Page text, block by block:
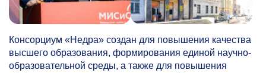
Консорциум «Недра» создан для повышения качества
высшего образования, формирования единой научно-
образовательной среды, а также для повышения